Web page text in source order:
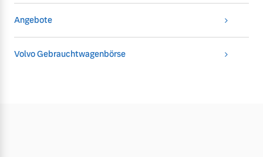
Angebote
Volvo Gebrauchtwagenbörse